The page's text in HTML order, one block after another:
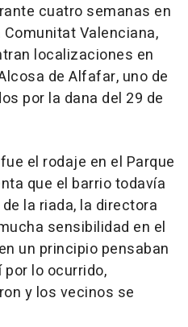
cuatro semanas en
Valenciana,
localizaciones en
de Alfafar, uno de
por la dana del 29 de
el rodaje en el Parque
que el barrio todavía
la riada, la directora
sensibilidad en el
un principio pensaban
lo ocurrido,
y los vecinos se